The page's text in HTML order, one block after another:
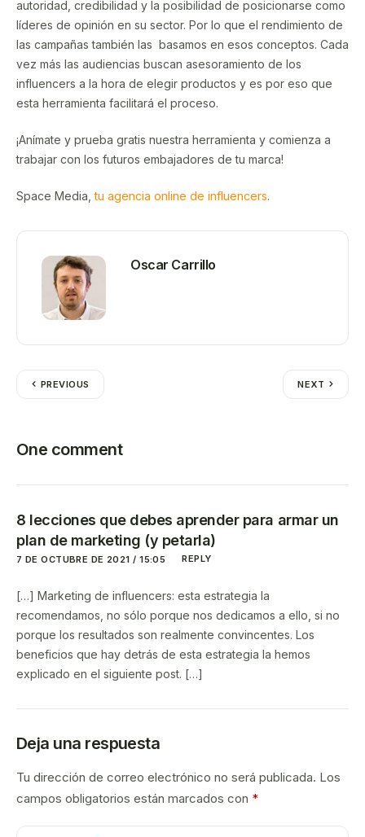
autoridad, credibilidad y la posibilidad de posicionarse como
líderes de opinión en su sector. Por lo que el rendimiento de
las campañas también las basamos en esos conceptos. Cada
vez más las audiencias buscan asesoramiento de los
influencers a la hora de elegir productos y es por eso que
esta herramienta facilitará el proceso.
¡Anímate y prueba gratis nuestra herramienta y comienza a
trabajar con los futuros embajadores de tu marca!
Space Media,tu agencia online de influencers.
Oscar Carrillo
PREVIOUS NEXT
One comment
8 lecciones que debes aprender para armar un
plan de marketing (y petarla)
7 DE OCTUBRE DE 2021 / 15:05 REPLY
[…] Marketing de influencers: esta estrategia la
recomendamos, no sólo porque nos dedicamos a ello, si no
porque los resultados son realmente convincentes. Los
beneficios que hay detrás de esta estrategia la hemos
explicado en el siguiente post. […]
Deja una respuesta
Tu dirección de correo electrónico no será publicada. Los
campos obligatorios están marcados con *